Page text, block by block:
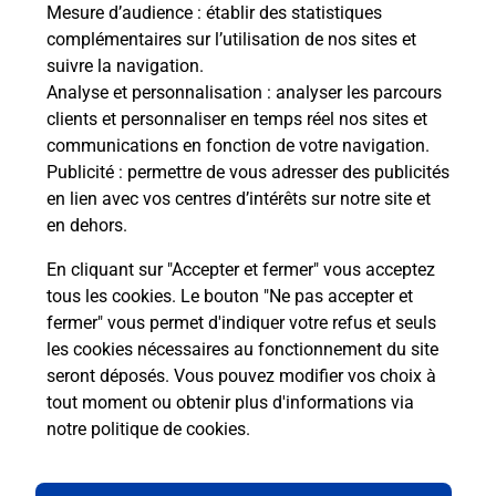
Mesure d’audience : établir des statistiques
complémentaires sur l’utilisation de nos sites et
suivre la navigation.
Analyse et personnalisation : analyser les parcours
clients et personnaliser en temps réel nos sites et
communications en fonction de votre navigation.
Publicité : permettre de vous adresser des publicités
en lien avec vos centres d’intérêts sur notre site et
en dehors.
En cliquant sur "Accepter et fermer" vous acceptez
tous les cookies. Le bouton "Ne pas accepter et
fermer" vous permet d'indiquer votre refus et seuls
les cookies nécessaires au fonctionnement du site
seront déposés. Vous pouvez modifier vos choix à
tout moment ou obtenir plus d'informations via
notre politique de cookies.
Questions fréquemment posées
Comment retourner un colis acheté
en ligne depuis votre boîte aux lettres
?
Comment envoyer un colis ou faire un
retour chez un e-commerçant sans se
déplacer ?
Envoyer un petit colis au meilleur
prix ?